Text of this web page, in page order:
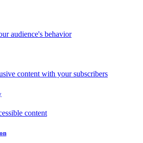
audience's behavior
content with your subscribers
content